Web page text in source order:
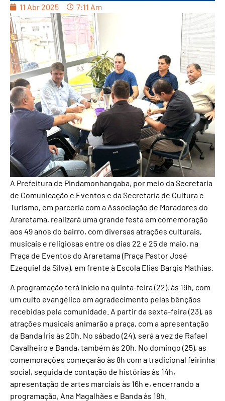
11 Abr 2025 7:11 Am
A Prefeitura de Pindamonhangaba, por meio da Secretaria
de Comunicação e Eventos e da Secretaria de Cultura e
Turismo, em parceria com a Associação de Moradores do
Araretama, realizará uma grande festa em comemoração
aos 49 anos do bairro, com diversas atrações culturais,
musicais e religiosas entre os dias 22 e 25 de maio, na
Praça de Eventos do Araretama (Praça Pastor José
Ezequiel da Silva), em frente à Escola Elias Bargis Mathias.
A programação terá início na quinta-feira (22), às 19h, com
um culto evangélico em agradecimento pelas bênçãos
recebidas pela comunidade. A partir da sexta-feira (23), as
atrações musicais animarão a praça, com a apresentação
da Banda Íris às 20h. No sábado (24), será a vez de Rafael
Cavalheiro e Banda, também às 20h. No domingo (25), as
comemorações começarão às 8h com a tradicional feirinha
social, seguida de contação de histórias às 14h,
apresentação de artes marciais às 16h e, encerrando a
programação, Ana Magalhães e Banda às 18h.